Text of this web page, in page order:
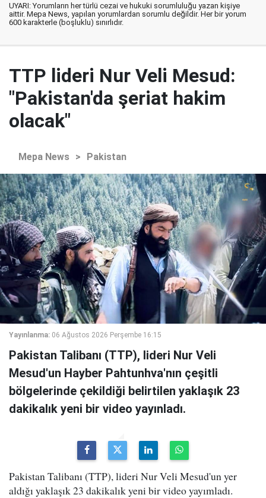
UYARI: Yorumların her türlü cezai ve hukuki sorumluluğu yazan kişiye
aittir. Mepa News, yapılan yorumlardan sorumlu değildir. Her bir yorum
600 karakterle (boşluklu) sınırlıdır.
TTP lideri Nur Veli Mesud:
"Pakistan'da şeriat hakim
olacak"
Mepa News > Pakistan
Yayınlanma: 06 Ağustos 2026 Perşembe 16:15
Pakistan Talibanı (TTP), lideri Nur Veli
Mesud'un Hayber Pahtunhva'nın çeşitli
bölgelerinde çekildiği belirtilen yaklaşık 23
dakikalık yeni bir video yayınladı.
Pakistan Talibanı (TTP), lideri Nur Veli Mesud'un yer
aldığı yaklaşık 23 dakikalık yeni bir video yayımladı.